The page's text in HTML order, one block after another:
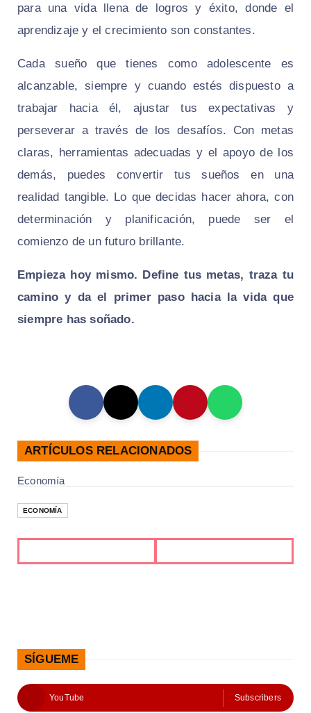
para una vida llena de logros y éxito, donde el
aprendizaje y el crecimiento son constantes.
Cada sueño que tienes como adolescente es
alcanzable, siempre y cuando estés dispuesto a
trabajar hacia él, ajustar tus expectativas y
perseverar a través de los desafíos. Con metas
claras, herramientas adecuadas y el apoyo de los
demás, puedes convertir tus sueños en una
realidad tangible. Lo que decidas hacer ahora, con
determinación y planificación, puede ser el
comienzo de un futuro brillante.
Empieza hoy mismo. Define tus metas, traza tu
camino y da el primer paso hacia la vida que
siempre has soñado.
ARTÍCULOS RELACIONADOS
Economía
ECONOMÍA
SÍGUEME
YouTube Subscribers